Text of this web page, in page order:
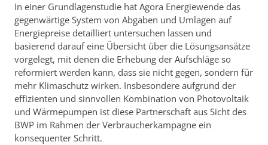
In einer Grundlagenstudie hat Agora Energiewende das
gegenwärtige System von Abgaben und Umlagen auf
Energiepreise detailliert untersuchen lassen und
basierend darauf eine Übersicht über die Lösungsansätze
vorgelegt, mit denen die Erhebung der Aufschläge so
reformiert werden kann, dass sie nicht gegen, sondern für
mehr Klimaschutz wirken. Insbesondere aufgrund der
effizienten und sinnvollen Kombination von Photovoltaik
und Wärmepumpen ist diese Partnerschaft aus Sicht des
BWP im Rahmen der Verbraucherkampagne ein
konsequenter Schritt.